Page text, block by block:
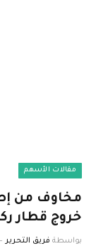
مقالات الأسهم
خروج قطار
بواسطة فريق التحرير